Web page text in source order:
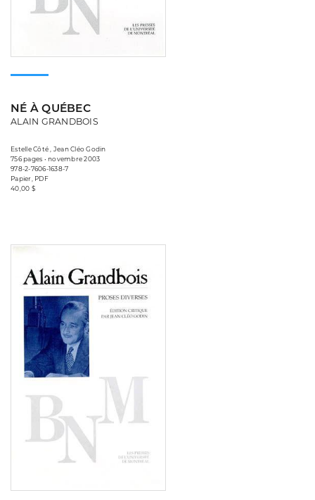
NÉ À QUÉBEC
ALAIN GRANDBOIS
Estelle Côté , Jean Cléo Godin
756 pages • novembre 2003
978-2-7606-1638-7
Papier, PDF
40,00 $